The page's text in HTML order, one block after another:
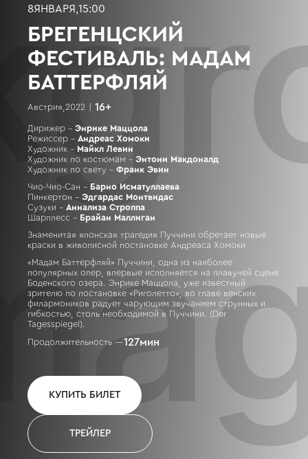
8ЯНВАРЯ ,15:00
БРЕГЕНЦСКИЙ
ФЕСТИВАЛЬ: МАДАМ
БАТТЕРФЛЯЙ
Австрия 2022 16+
Дирижер – Энрике Маццола
Режиссер – Андреас Хомоки
Художник – Майкл Левин
Художник по костюмам – Энтони Макдоналд
Художник по свету – Франк Эвин
Чио-Чио-Сан – Барно Исматуллаева
Пинкертон – Эдгардас Монтвидас
Сузуки – Аннализа Строппа
Шарплесс – Брайан Маллиган
Знаменитая японская трагедия Пуччини обретает новые
краски в живописной постановке Андреаса Хомоки
«Мадам Баттерфляй» Пуччини, одна из наиболее
популярных опер, впервые исполняется на плавучей сцене
Боденского озера. Энрике Маццола, уже известный
зрителю по постановке «Риголетто», во главе венских
филармоников радует чарующим звучанием струнных и
гибкостью, столь необходимой в Пуччини. (Der
Tagesspiegel).
Продолжительность —127мин
КУПИТЬ БИЛЕТ
ТРЕЙЛЕР